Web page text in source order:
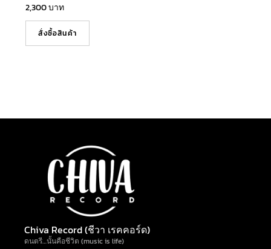
2,300บาท
สั่งซื้อสินค้า
Chiva Record (ชีวา เรคคอร์ด)
ดนตรี…นั้นคือชีวิต (music is life)